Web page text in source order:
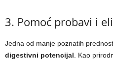
3. Pomoć probavi i
Jedna od manje poznatih
digestivni potencijal . Kao